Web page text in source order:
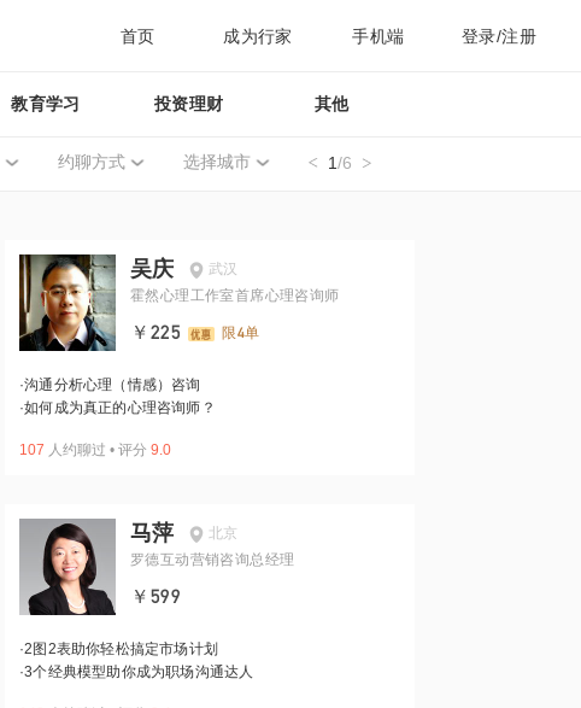
首页 成为行家 手机端 登录/注册
教育学习 投资理财 其他
约聊方式 选择城市 1/6
吴庆
武汉
霍然心理工作室首席心理咨询师
￥225 限4单
·沟通分析心理（情感）咨询
·如何成为真正的心理咨询师？
107 人约聊过 • 评分 9.0
马萍
北京
罗德互动营销咨询总经理
￥599
·2图2表助你轻松搞定市场计划
·3个经典模型助你成为职场沟通达人